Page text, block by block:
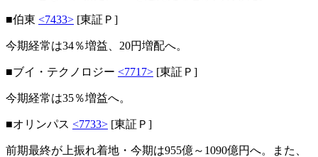
■伯東 <7433> [東証Ｐ]
今期経常は34％増益、20円増配へ。
■ブイ・テクノロジー <7717> [東証Ｐ]
今期経常は35％増益へ。
■オリンパス <7733> [東証Ｐ]
前期最終が上振れ着地・今期は955億～1090億円へ。また、